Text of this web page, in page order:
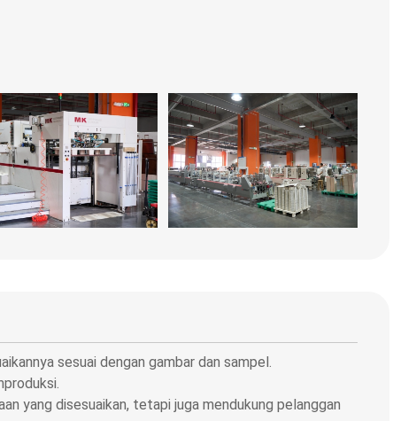
sesuai dengan gambar dan sampel.
yang disesuaikan, tetapi juga mendukung pelanggan